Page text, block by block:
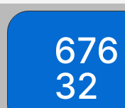
676
32